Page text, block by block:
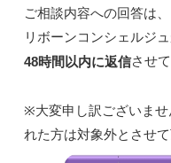
ご相談内容への回答は、
リボーンコンシェルジ
48時間以内に返信させ
※大変申し訳ございませ
れた方は対象外とさせて